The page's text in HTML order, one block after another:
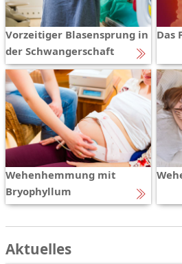
Vorzeitiger Blasensprung in
der Schwangerschaft
Das
Wehenhemmung mit
Bryophyllum
Aktuelles